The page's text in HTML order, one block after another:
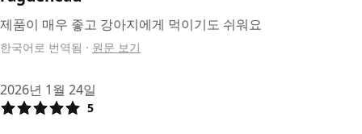
제품이 매우 좋고 강아지에게 먹이기도 쉬워요
한국어로 번역됨 · 원문 보기
2026년 1월 24일
5